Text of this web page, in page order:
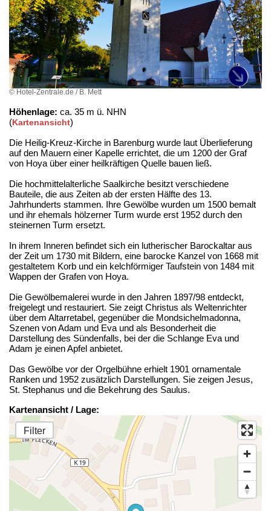
© Hotel-Zentrale.de / B. Mett
Höhenlage: ca. 35 m ü. NHN
(Kartenansicht)
Die Heilig-Kreuz-Kirche in Barenburg wurde laut Überlieferung
auf den Mauern einer Kapelle errichtet, die um 1200 der Graf
von Hoya über einer heilkräftigen Quelle bauen ließ.
Die hochmittelalterliche Saalkirche besitzt verschiedene
Bauteile, die aus Zeiten ab der ersten Hälfte des 13.
Jahrhunderts stammen. Ihre Gewölbe wurden um 1500 bemalt
und ihr ehemals hölzerner Turm wurde erst 1952 durch den
steinernen Turm ersetzt.
In ihrem Inneren befindet sich ein lutherischer Barockaltar aus
der Zeit um 1730 mit Bildern, eine barocke Kanzel von 1668 mit
gestaltetem Korb und ein kelchförmiger Taufstein von 1484 mit
Wappen der Grafen von Hoya.
Die Gewölbemalerei wurde in den Jahren 1897/98 entdeckt,
freigelegt und restauriert. Sie zeigt Christus als Weltenrichter
über dem Altarretabel, gegenüber die Mondsichelmadonna,
Szenen von Adam und Eva und als Besonderheit die
Darstellung des Sündenfalls, bei der die Schlange Eva und
Adam je einen Apfel anbietet.
Das Gewölbe vor der Orgelbühne erhielt 1901 ornamentale
Ranken und 1952 zusätzlich Darstellungen. Sie zeigen Jesus,
St. Stephanus und die Bekehrung des Saulus.
Kartenansicht / Lage:
Filter